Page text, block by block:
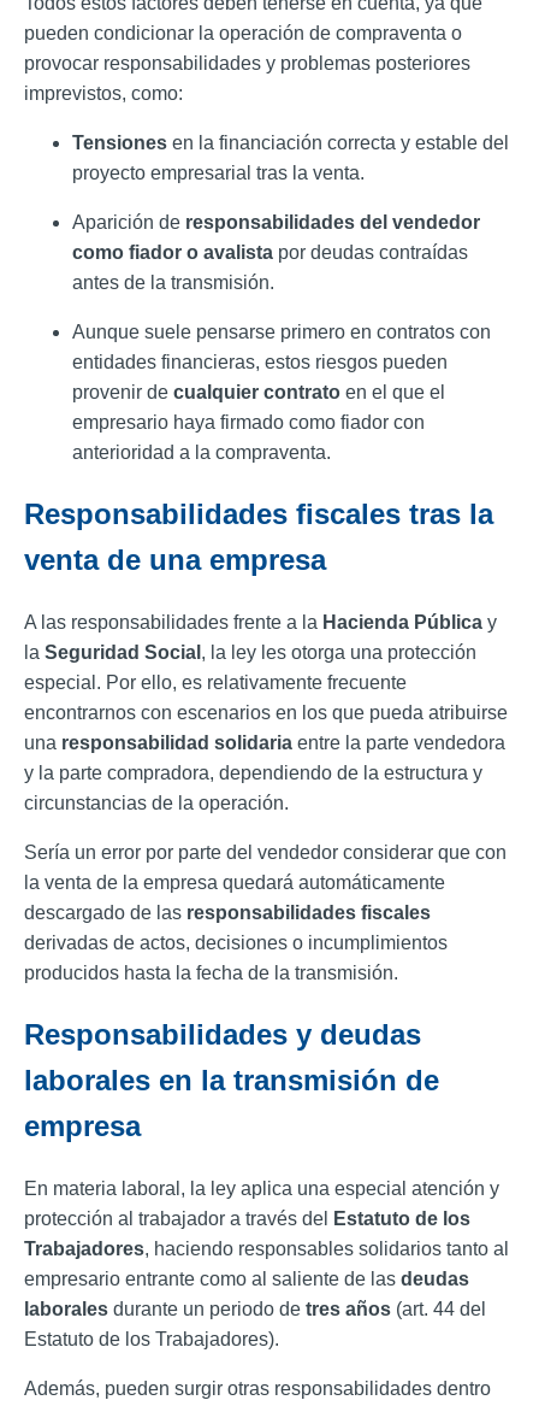
pueden condicionar la operación de compraventa o
provocar responsabilidades y problemas posteriores
imprevistos, como:
Tensiones en la financiación correcta y estable del
proyecto empresarial tras la venta.
Aparición de responsabilidades del vendedor
como fiador o avalista por deudas contraídas
antes de la transmisión.
Aunque suele pensarse primero en contratos con
entidades financieras, estos riesgos pueden
provenir de cualquier contrato en el que el
empresario haya firmado como fiador con
anterioridad a la compraventa.
Responsabilidades fiscales tras la
venta de una empresa
A las responsabilidades frente a la Hacienda Pública y
la Seguridad Social , la ley les otorga una protección
especial. Por ello, es relativamente frecuente
encontrarnos con escenarios en los que pueda atribuirse
una responsabilidad solidaria entre la parte vendedora
y la parte compradora, dependiendo de la estructura y
circunstancias de la operación.
Sería un error por parte del vendedor considerar que con
la venta de la empresa quedará automáticamente
descargado de las responsabilidades fiscales
derivadas de actos, decisiones o incumplimientos
producidos hasta la fecha de la transmisión.
Responsabilidades y deudas
laborales en la transmisión de
empresa
En materia laboral, la ley aplica una especial atención y
protección al trabajador a través del
Estatuto de los
Trabajadores, haciendo responsables solidarios tanto al
empresario entrante como al saliente de las deudas
laborales durante un periodo de tres años (art. 44 del
Estatuto de los Trabajadores).
Además, pueden surgir otras responsabilidades dentro